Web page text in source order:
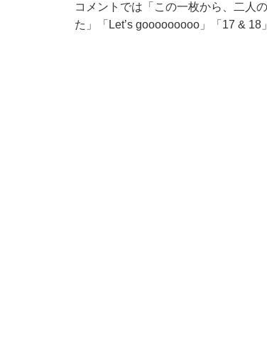
コメントでは「この一枚から、二人
た」「Let’s gooooooooo」「17 &